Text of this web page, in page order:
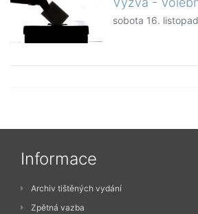
sobota 16.
Informace
Archiv tištěných vydání
Zpětná vazba